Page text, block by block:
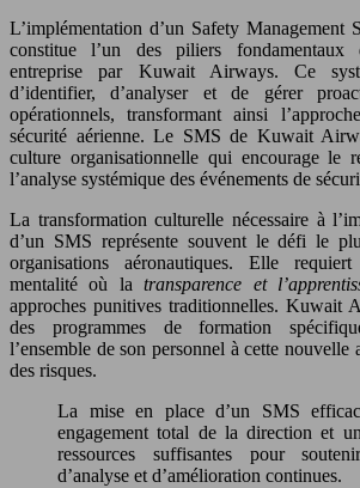
L’implémentation d’un Safety Management
constitue l’un des piliers fondamentaux
entreprise par Kuwait Airways. Ce
d’identifier, d’analyser et de gérer
opérationnels, transformant ainsi
sécurité aérienne. Le SMS de Kuwait
culture organisationnelle qui encourage le
l’analyse systémique des événements de
La transformation culturelle nécessaire à
d’un SMS représente souvent le défi le
organisations aéronautiques. Elle
mentalité où latransparence et
approches punitives traditionnelles. Kuwait
des programmes de formation
l’ensemble de son personnel à cette nouvelle
des risques.
La mise en place d’un SMS
engagement total de la direction et
ressources suffisantes pour
d’analyse et d’amélioration continues.